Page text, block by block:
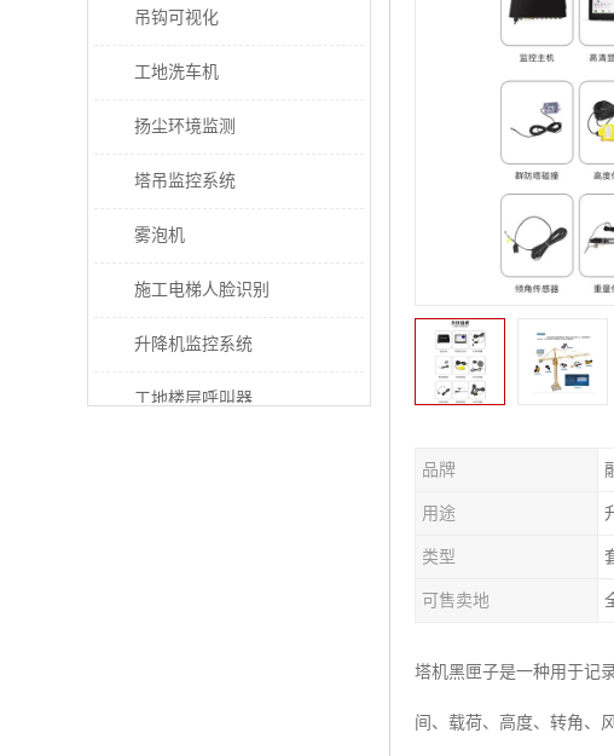
吊钩可视化
工地洗车机
扬尘环境监测
塔吊监控系统
雾泡机
施工电梯人脸识别
升降机监控系统
工地楼层呼叫器
品牌
用途
类型
可售卖地
塔机黑匣子是一种用于记
间、载荷、高度、转角、